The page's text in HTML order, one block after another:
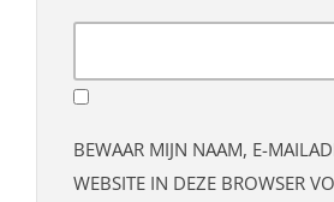
BEWAAR MIJN NAAM, E-
WEBSITE IN DEZE BROWSER